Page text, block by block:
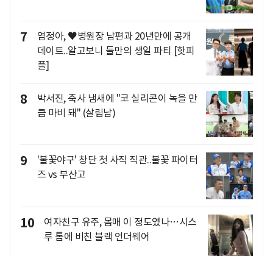
7
염정아, ♥병원장 남편과 20년만에 공개
데이트..알고보니 둘만의 생일 파티 [핫피
플]
8
박서진, 축사 냄새에 "코 실리콘이 녹을 만
큼 마비 돼" (살림남)
9
'불꽃야구' 창단 첫 사직 직관..불꽃 파이터
즈 vs 부산고
10
여자친구 유주, 몸매 이 정도였나…시스
루 톱에 비친 블랙 언더웨어